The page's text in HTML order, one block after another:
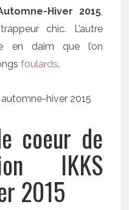
Hiver 2015,
chic. L’autre
en daim que l’on
foulards.
coeur de
IKKS
2015